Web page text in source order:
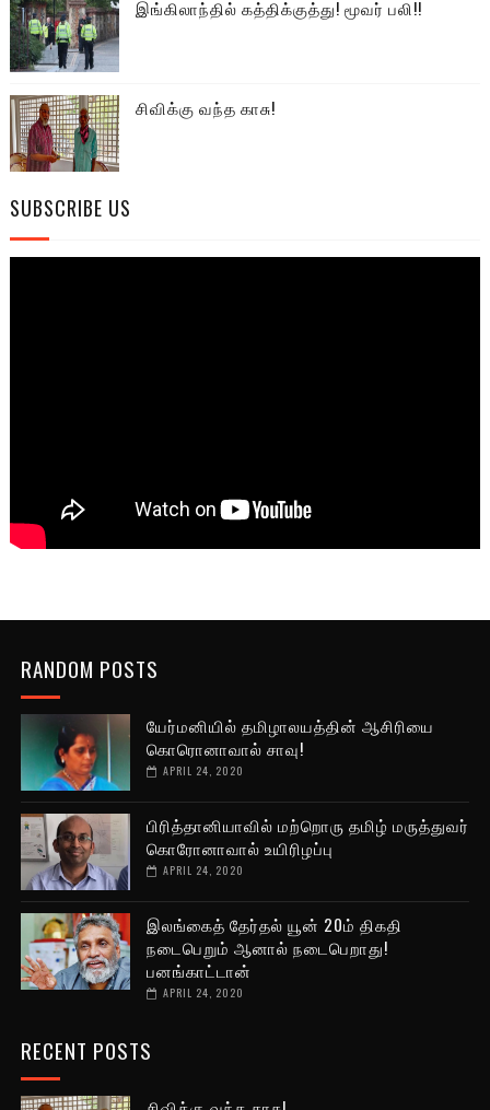
இங்கிலாந்தில் கத்திக்குத்து! மூவர் பலி!!
சிவிக்கு வந்த காசு!
SUBSCRIBE US
RANDOM POSTS
யேர்மனியில் தமிழாலயத்தின் ஆசிரியை
கொரொனாவால் சாவு!
APRIL 24, 2020
பிரித்தானியாவில் மற்றொரு தமிழ் மருத்துவர்
கொரோனாவால் உயிரிழப்பு
APRIL 24, 2020
இலங்கைத் தேர்தல் யூன் 20ம் திகதி
நடைபெறும் ஆனால் நடைபெறாது!
பனங்காட்டான்
APRIL 24, 2020
RECENT POSTS